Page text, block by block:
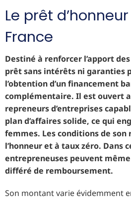
Le prêt
France
Destiné à renforcer l’apport
prêt sans intérêts ni garanties
l’obtention d’un financement
complémentaire. Il est ouvert
repreneurs d’entreprises
plan d’affaires solide, ce qui
femmes. Les conditions de son
l’honneur et à taux zéro. Dans
entrepreneuses peuvent
différé de remboursement.
Son montant varie évidemment